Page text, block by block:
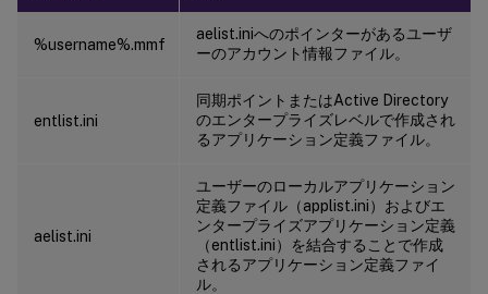
%username%.mmf
aelist.iniへのポインターがあるユーザ
ーのアカウント情報ファイル。
entlist.ini
同期ポイントまたはActive Directory
のエンタープライズレベルで作成され
るアプリケーション定義ファイル。
aelist.ini
ユーザーのローカルアプリケーション
定義ファイル（applist.ini）およびエ
ンタープライズアプリケーション定義
（entlist.ini）を結合することで作成
されるアプリケーション定義ファイ
ル。